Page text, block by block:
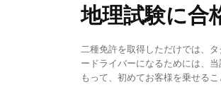
地理試験に合
二種免許を取得しただけでは、
ードライバーになるためには、
もって、初めてお客様を乗せるこ